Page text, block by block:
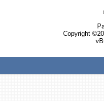
Copyright